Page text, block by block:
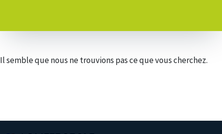
Il semble que nous ne trouvions pas ce que vous cherchez.